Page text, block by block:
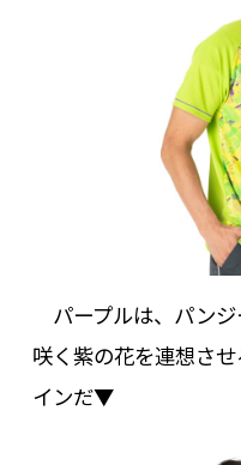
パープルは、パン
咲く紫の花を連想さ
インだ▼